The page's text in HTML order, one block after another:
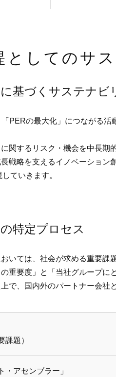
としてのサ
基づくサステナビ
PERの最大化」につながる
関するリスク・機会を中長
戦略を支えるイノベーショ
ていきます。
特定プロセス
いては、社会が求める重要
重要度」と「当社グループ
で、国内外のパートナー会社
課題）
・アセンブラー」